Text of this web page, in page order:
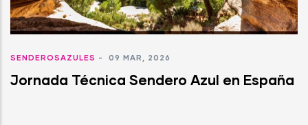
SENDEROSAZULES - 09 MAR, 2026
Jornada Técnica Sendero Azul en España